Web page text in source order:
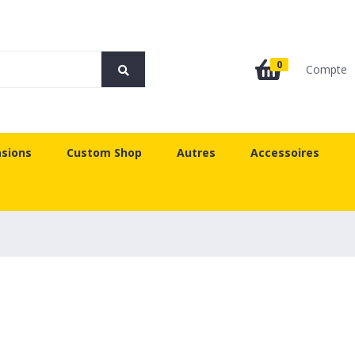
0 Compte
Custom Shop Autres Accessoires